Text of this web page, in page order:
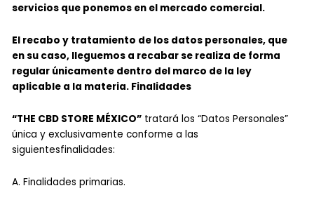
servicios que ponemos en el mercado comercial.
El recabo y tratamiento de los datos personales, que
en su caso, lleguemos a recabar se realiza de forma
regular únicamente dentro del marco de la ley
aplicable a la materia. Finalidades
“THE CBD STORE MÉXICO” tratará los “Datos Personales”
única y exclusivamente conforme a las
siguientesfinalidades:
A. Finalidades primarias.